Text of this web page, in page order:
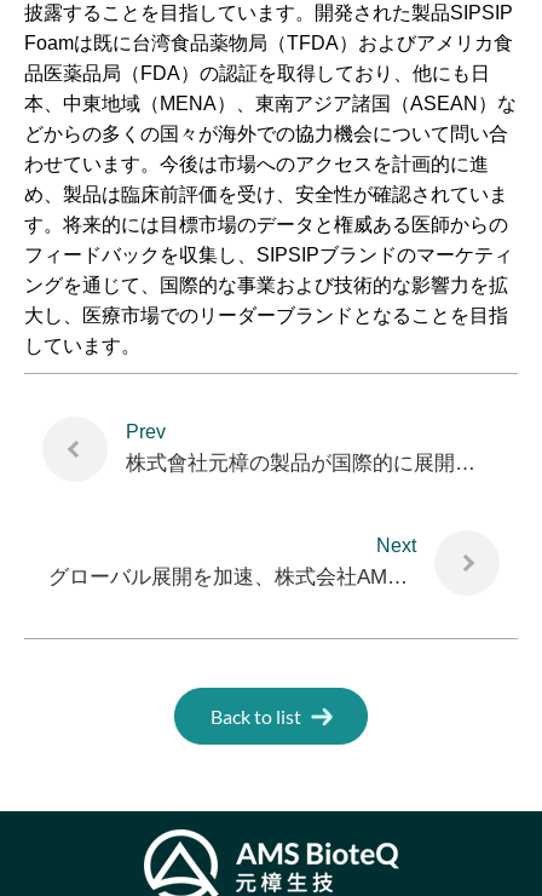
披露することを目指しています。開発された製品SIPSIP
Foamは既に台湾食品薬物局（TFDA）およびアメリカ食
品医薬品局（FDA）の認証を取得しており、他にも日
本、中東地域（MENA）、東南アジア諸国（ASEAN）な
どからの多くの国々が海外での協力機会について問い合
わせています。今後は市場へのアクセスを計画的に進
め、製品は臨床前評価を受け、安全性が確認されていま
す。将来的には目標市場のデータと権威ある医師からの
フィードバックを収集し、SIPSIPブランドのマーケティ
ングを通じて、国際的な事業および技術的な影響力を拡
大し、医療市場でのリーダーブランドとなることを目指
しています。
Prev
株式會社元樟の製品が国際的に展開し、ウクライナの戦後復興に即時の支援を提供します。
Next
グローバル展開を加速、株式会社AMS BioteQのドレッシング材は米国FDAの認証を取得
Back to list